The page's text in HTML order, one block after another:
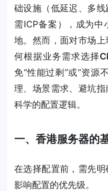
础设施（低延迟、多
需ICP备案），成为中
地。然而，面对市场
何根据业务需求选择
免“性能过剩”或“资源
理、场景需求、避坑
科学的配置逻辑。
一、香港服务器的
在选择配置前，需先
影响配置的优先级。